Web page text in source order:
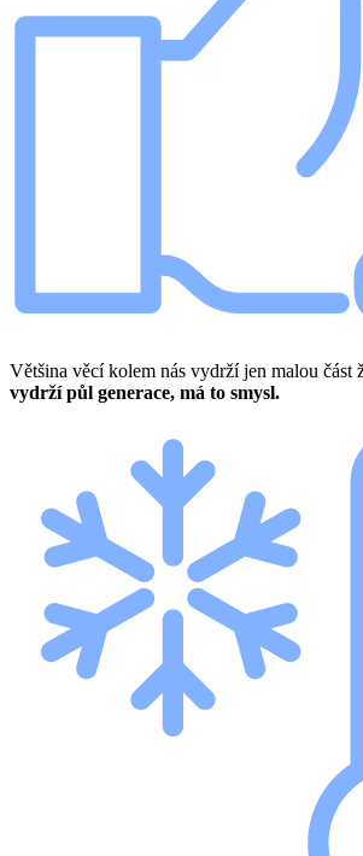
Většina věcí kolem nás vydrží jen malou část
vydrží půl generace, má to smysl.